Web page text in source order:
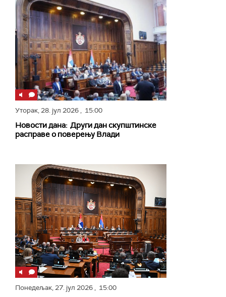
Уторак,28. јул 2026, 15:00
Новости дана: Други дан скупштинске
расправе о поверењу Влади
Понедељак,27. јул 2026, 15:00